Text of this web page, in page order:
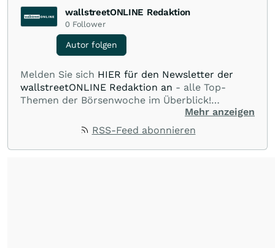
wallstreetONLINE Redaktion
0 Follower
Autor folgen
Melden Sie sich HIER für den Newsletter der
wallstreetONLINE Redaktion an - alle Top-
Themen der Börsenwoche im Überblick!
Verpassen Sie kein wichtiges Anleger-Thema!Für
Beiträge auf diesem journalistischen Channel ist
Redaktion verantwortlich. Die Fachjournalisten
Mehr anzeigen
RSS-Feed abonnieren